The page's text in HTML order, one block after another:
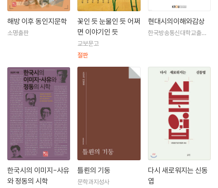
해방 이후 동인지문학
소명출판
꽃인 듯 눈물인 듯 어쩌
면 이야기인 듯
교보문고
절판
현대시의이해와감상
한국방송통신대학교출판
한국시의 이미지-사유
와 정동의 시학
틀뢴의 기둥
문학과지성사
다시 새로워지는 신동
엽